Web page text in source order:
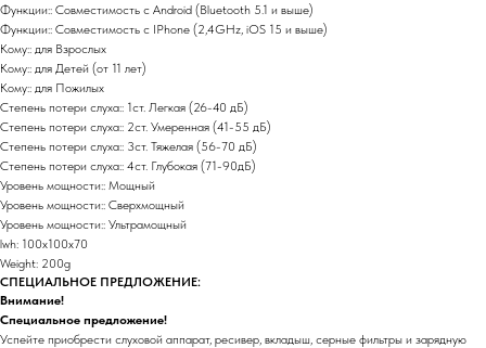
Функции:: Совместимость с Android (Bluetooth 5.1 и выше)
Функции:: Совместимость с IPhone (2,4GHz, iOS 15 и выше)
Кому:: для Взрослых
Кому:: для Детей (от 11 лет)
Кому:: для Пожилых
Степень потери слуха:: 1ст. Легкая (26-40 дБ)
Степень потери слуха:: 2ст. Умеренная (41-55 дБ)
Степень потери слуха:: 3ст. Тяжелая (56-70 дБ)
Степень потери слуха:: 4ст. Глубокая (71-90дБ)
Уровень мощности:: Мощный
Уровень мощности:: Сверхмощный
Уровень мощности:: Ультрамощный
lwh: 100x100x70
Weight: 200g
СПЕЦИАЛЬНОЕ ПРЕДЛОЖЕНИЕ:
Внимание!
Специальное предложение!
Успейте приобрести слуховой аппарат, ресивер, вкладыш, серные фильтры и зарядную